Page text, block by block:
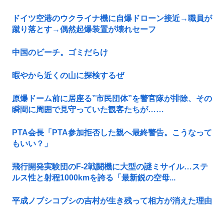
ドイツ空港のウクライナ機に自爆ドローン接近→職員が
蹴り落とす→偶然起爆装置が壊れセーフ
中国のビーチ。ゴミだらけ
暇やから近くの山に探検するぜ
原爆ドーム前に居座る”市民団体”を警官隊が排除、その
瞬間に周囲で見守っていた観客たちが……
PTA会長「PTA参加拒否した親へ最終警告。こうなって
もいい？」
飛行開発実験団のF-2戦闘機に大型の謎ミサイル…ステ
ルス性と射程1000kmを誇る「最新鋭の空母...
平成ノブシコブシの吉村が生き残って相方が消えた理由